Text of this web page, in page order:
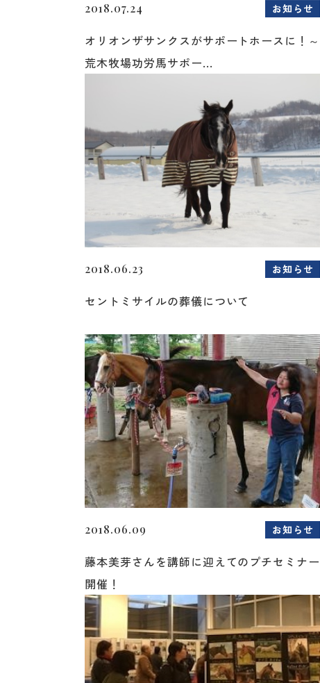
2018.07.24 お知らせ
オリオンザサンクスがサポートホースに！～
荒木牧場功労馬サポー...
2018.06.23 お知らせ
セントミサイルの葬儀について
2018.06.09 お知らせ
藤本美芽さんを講師に迎えてのプチセミナー
開催！